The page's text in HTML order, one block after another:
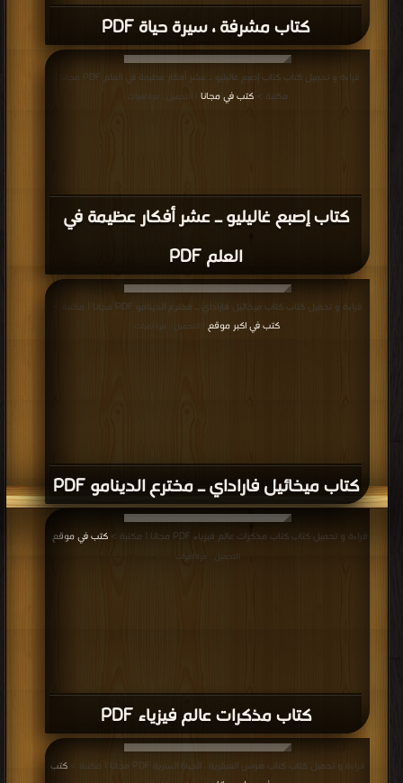
كتاب مشرفة ، سيرة حياة PDF
كتاب إصبع غاليليو ـ عشر أفكار عظيمة في
العلم PDF
مكتبة >كتب في مجانا | التحميل : مرة/مرات
كتاب ميخائيل فاراداي ـ مخترع الدينامو PDF
قراءة و تحميل كتاب كتاب ميخائيل فاراداي ـ مخترع الدينامو PDF مجانا | مكتبة >
كتب في اكبر موقع| التحميل : مرة/مرات
كتاب مذكرات عالم فيزياء PDF
قراءة و تحميل كتاب كتاب مذكرات عالم فيزياء PDF مجانا | مكتبة >
التحميل : مرة/مرات
قراءة و تحميل كتاب كتاب هوس العبقرية ، الحياة السرية PDF مجانا | مكتبة >
في حمل مجانا
| التحميل : مرة/مرات